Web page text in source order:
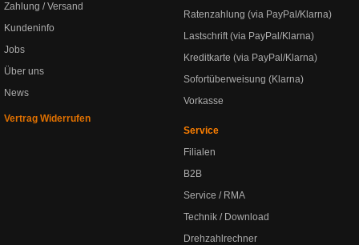
Zahlung / Versand
Kundeninfo
Jobs
Über uns
News
Vertrag Widerrufen
Ratenzahlung (via PayPal/Klarna)
Lastschrift (via PayPal/Klarna)
Kreditkarte (via PayPal/Klarna)
Sofortüberweisung (Klarna)
Vorkasse
Service
Filialen
B2B
Service / RMA
Technik / Download
Drehzahlrechner